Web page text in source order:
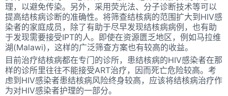
理，以避免传染。另外，采用荧光法、分子诊断技术等可以
提高结核病诊断的准确性。将筛查结核病的范围扩大到HIV感
染者的家庭成员，除了有助于尽早发现结核病病例，也有助
于发现需要接受IPT的人。即使在资源匮乏地区，例如马拉维
湖(Malawi)，这样的广泛筛查方案也有较高的收益。
目前治疗结核病都在专门的诊所，患结核病的HIV感染者在那
样的诊所里往往不能接受ART治疗，因而死亡危险较高。考
虑到HIV感染者患结核病风险终身较高，应该将结核病治疗作
为对HIV感染者护理的一部分。